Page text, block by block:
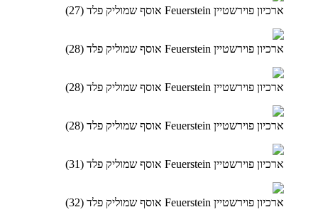
ארכיון פוירשטיין Feuerstein אוסף שמוליק פלד (27)
ארכיון פוירשטיין Feuerstein אוסף שמוליק פלד (28)
ארכיון פוירשטיין Feuerstein אוסף שמוליק פלד (28)
ארכיון פוירשטיין Feuerstein אוסף שמוליק פלד (28)
ארכיון פוירשטיין Feuerstein אוסף שמוליק פלד (31)
ארכיון פוירשטיין Feuerstein אוסף שמוליק פלד (32)